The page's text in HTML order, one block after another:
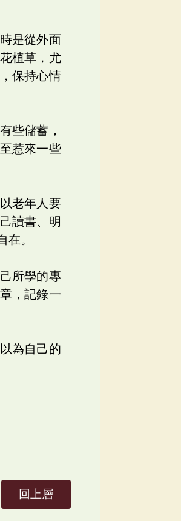
是從外面
植草，尤
保持心情
些儲蓄，
惹來一些
老年人要
讀書、明
。
所學的專
，記錄一
為自己的
回上層